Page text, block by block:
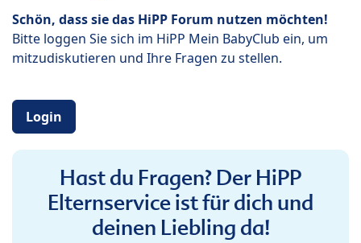
Schön, dass sie das HiPP Forum nutzen möchten!
Bitte loggen Sie sich im HiPP Mein BabyClub ein, um
mitzudiskutieren und Ihre Fragen zu stellen.
Login
Hast du Fragen? Der HiPP
Elternservice ist für dich und
deinen Liebling da!